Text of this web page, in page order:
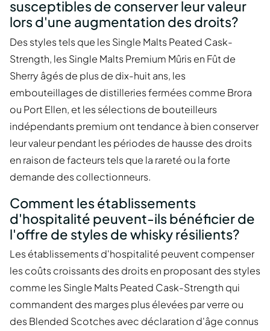
susceptibles de conserver leur valeur
lors d'une augmentation des droits?
Des styles tels que les Single Malts Peated Cask-
Strength, les Single Malts Premium Mûris en Fût de
Sherry âgés de plus de dix-huit ans, les
embouteillages de distilleries fermées comme Brora
ou Port Ellen, et les sélections de bouteilleurs
indépendants premium ont tendance à bien conserver
leur valeur pendant les périodes de hausse des droits
en raison de facteurs tels que la rareté ou la forte
demande des collectionneurs.
Comment les établissements
d'hospitalité peuvent-ils bénéficier de
l'offre de styles de whisky résilients?
Les établissements d'hospitalité peuvent compenser
les coûts croissants des droits en proposant des styles
comme les Single Malts Peated Cask-Strength qui
commandent des marges plus élevées par verre ou
des Blended Scotches avec déclaration d'âge connus